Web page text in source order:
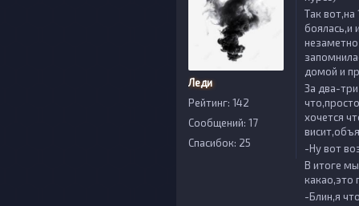
Леди
Рейтинг: 142
Сообщений: 17
Спасибок: 25
Так
боялась,и
домой и
За два-
хочется
-Ну вот
В итоге
какао,это
-Блин,я